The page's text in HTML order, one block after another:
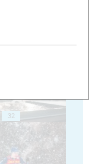
32